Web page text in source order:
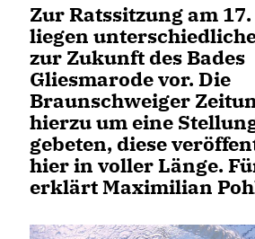
Zur Ratssitzung am
liegen
zur Zukunft des Bades
Gliesmarode vor. Die
Braunschweiger
hierzu um eine
gebeten, diese
hier in voller Länge.
erklärt Maximilian